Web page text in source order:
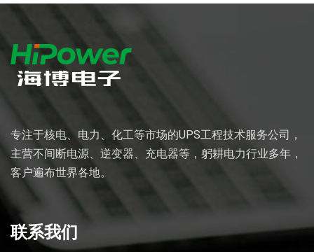
专注于核电、电力、化工等市场的UPS工程技术服务公司，
主营不间断电源、逆变器、充电器等，躬耕电力行业多年，
客户遍布世界各地。
联系我们